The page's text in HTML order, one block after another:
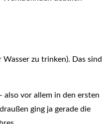
zu trinken). Das sind
also vor allem in den ersten
ging ja gerade die